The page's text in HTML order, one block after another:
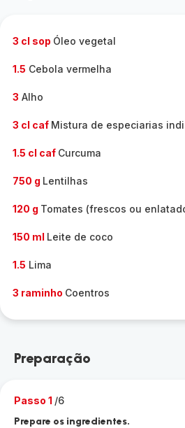
3 cl sop Óleo vegetal
1.5 Cebola vermelha
3 Alho
3 cl caf Mistura de especiarias
1.5 cl caf Curcuma
750 g Lentilhas
120 g Tomates (frescos ou
150 ml Leite de coco
1.5 Lima
3 raminho Coentros
Preparação
Passo 1 /6
Prepare os ingredientes.